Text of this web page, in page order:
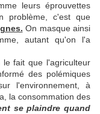
leurs éprouvettes
problème, c'est que
On masque ainsi
autant qu'on l'a
fait que l'agriculteur
des polémiques
l'environnement, à
la consommation des
se plaindre quand